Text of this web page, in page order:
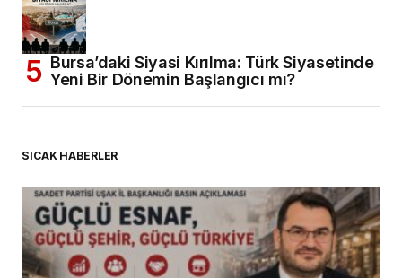
Bursa’daki Siyasi Kırılma: Türk Siyasetinde
Yeni Bir Dönemin Başlangıcı mı?
SICAK HABERLER